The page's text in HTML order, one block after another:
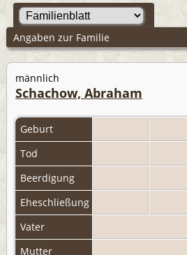
Angaben zur Familie
männlich
Schachow, Abraham
Geburt
Tod
Beerdigung
Eheschließung
Vater
Mutter